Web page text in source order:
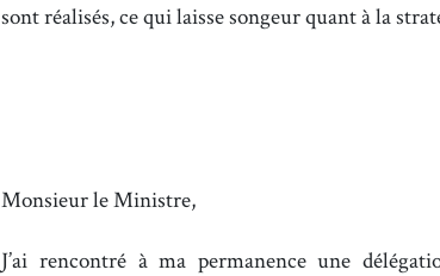
sont réalisés, ce qui laisse songeur quant à la
Monsieur le Ministre,
J’ai rencontré à ma permanence une